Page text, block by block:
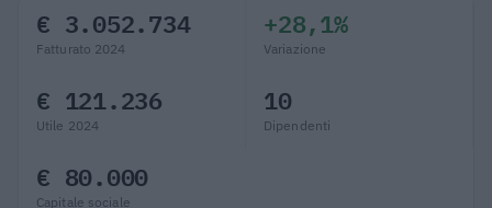
€ 3.052.734
Fatturato 2024
+28,1%
Variazione
€ 121.236
Utile 2024
10
Dipendenti
€ 80.000
Capitale sociale